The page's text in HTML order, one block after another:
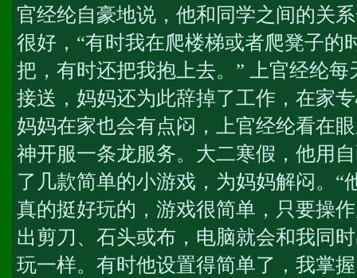
官经纶自豪地说，他和同学之间的关
很好，“有时我在爬楼梯或者爬凳子的
把，有时还把我抱上去。” 上官经纶
接送，妈妈还为此辞掉了工作，在家
妈妈在家也会有点闷，上官经纶看在
神开服一条龙服务。大二寒假，他用
了几款简单的小游戏，为妈妈解闷。“
真的挺好玩的，游戏很简单，只要操
出剪刀、石头或布，电脑就会和我同
玩一样。有时他设置得简单了，我掌